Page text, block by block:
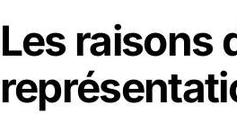
Les raisons